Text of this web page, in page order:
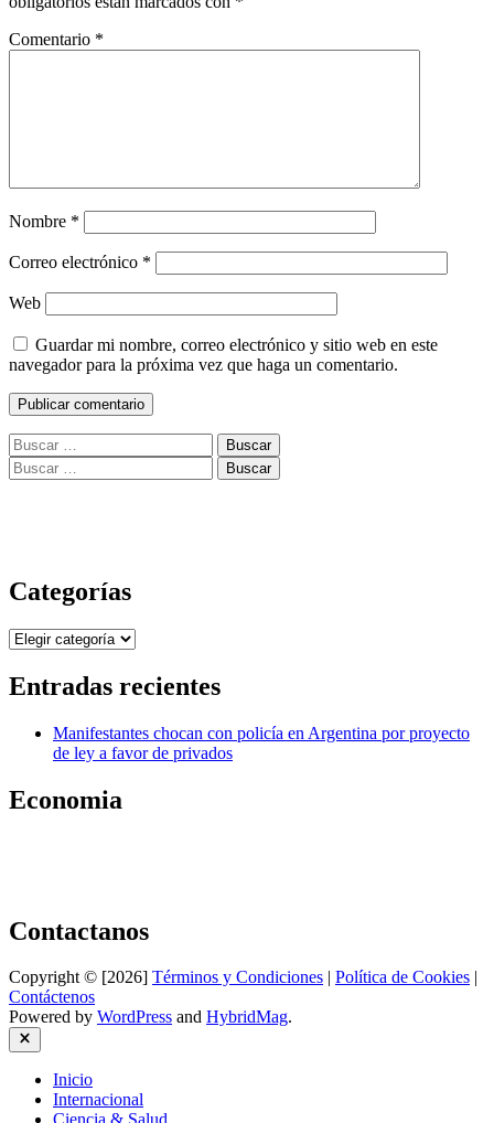
Comentario *
Nombre *
Correo electrónico *
Web
Guardar mi nombre, correo electrónico y sitio web en este
navegador para la próxima vez que haga un comentario.
Buscar:
Buscar:
Categorías
Categorías
Entradas recientes
Manifestantes chocan con policía en Argentina por proyecto
de ley a favor de privados
Economia
Contactanos
Copyright © [2026] Términos y Condiciones Política de Cookies
Contáctenos
Powered by WordPress and HybridMag.
Close
Inicio
Internacional
Ciencia & Salud